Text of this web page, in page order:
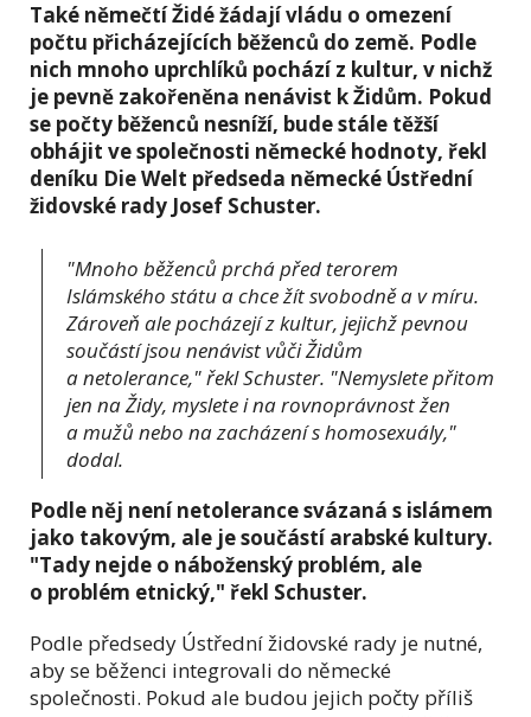
Také němečtí Židé žádají vládu o omezení
počtu přicházejících běženců do země. Podle
nich mnoho uprchlíků pochází z kultur, v nichž
je pevně zakořeněna nenávist k Židům. Pokud
se počty běženců nesníží, bude stále těžší
obhájit ve společnosti německé hodnoty, řekl
deníku Die Welt předseda německé Ústřední
židovské rady Josef Schuster.
"Mnoho běženců prchá před terorem
Islámského státu a chce žít svobodně a v míru.
Zároveň ale pocházejí z kultur, jejichž pevnou
součástí jsou nenávist vůči Židům
a netolerance," řekl Schuster. "Nemyslete přitom
jen na Židy, myslete i na rovnoprávnost žen
a mužů nebo na zacházení s homosexuály,"
dodal.
Podle něj není netolerance svázaná s islámem
jako takovým, ale je součástí arabské kultury.
"Tady nejde o náboženský problém, ale
o problém etnický," řekl Schuster.
Podle předsedy Ústřední židovské rady je nutné,
aby se běženci integrovali do německé
společnosti. Pokud ale budou jejich počty příliš